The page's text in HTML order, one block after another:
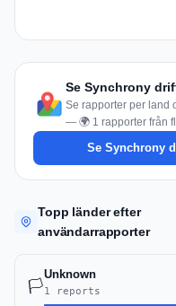
Se Synchrony
Se rapporter per land
— 🌍 1 rapporter från
Se Synchrony
Topp länder efter
användarrapporter
🏳️
Unknown
1 reports